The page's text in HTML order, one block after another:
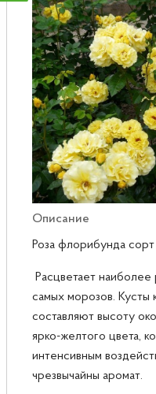
НОВИНКА Английские и
Саженцы плодовые
Сирень
Описание
Роза флорибунда
Расцветает
самых морозов. Кусты
составляют высоту
ярко-желтого цвета,
интенсивным
чрезвычайны аромат.